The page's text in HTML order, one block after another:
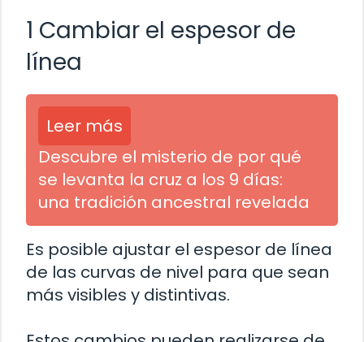
1 Cambiar el espesor de
línea
Leer más
Descubre el misterio de por qué
se levanta la cruz a los 9 días:
una tradición ancestral revelada
Es posible ajustar el espesor de línea
de las curvas de nivel para que sean
más visibles y distintivas.